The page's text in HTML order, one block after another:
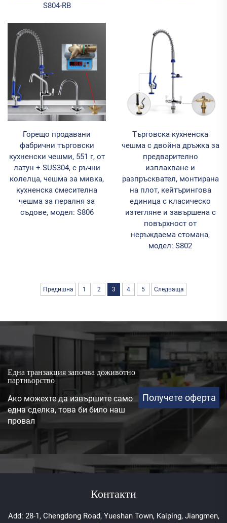
S804-RB
Горещо продавани
фабрични търговски
кухненски чешми, 551 г, от
латун + SUS304, с ръчни
колелца, чешма за мивка,
кухненска смесителна
чешма за пералня за
съдове, модел: S806
Търговска кухненска
чешма с двойна дръжка за
предварително
изплакване и
разпръсквател, монтирана
на плот, кейтърингова
единица с класическо
изтегляне и завършена с
повърхност от
неръждаема стомана,
модел: S802
Предишна 1 2 3 4 5 Следваща
Една транзакция започва доживотно
партньорство
Ако можехте да извършите само
една сделка, това би било наш
провал
Получете оферта
Контакти
Add: 28-1, Chengdong Road, Yueshan Town, Kaiping, Jiangmen,